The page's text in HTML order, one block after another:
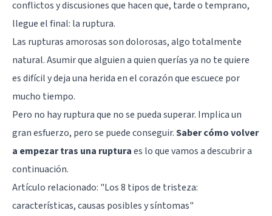
conflictos y discusiones que hacen que, tarde o temprano,
llegue el final: la ruptura.
Las rupturas amorosas son dolorosas, algo totalmente
natural. Asumir que alguien a quien querías ya no te quiere
es difícil y deja una herida en el corazón que escuece por
mucho tiempo.
Pero no hay ruptura que no se pueda superar. Implica un
gran esfuerzo, pero se puede conseguir.Saber cómo volver
a empezar tras una rupturaes lo que vamos a descubrir a
continuación.
Artículo relacionado: "Los 8 tipos de tristeza:
características, causas posibles y síntomas"